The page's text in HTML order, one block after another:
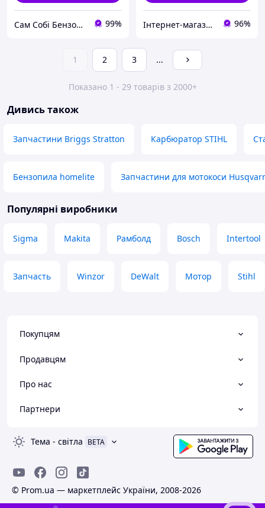
Сам Собі БензоМайстер ⚙️ 99% Інтернет-магазин "Сам Собі Сервіс" 96%
1 2 3 ...
Показано 1 - 29 товарів з 2000+
Дивись також
Запчастини Briggs Stratton Карбюратор STIHL
Бензопила homelite Запчастини для мотокоси
Популярні виробники
Sigma Makita Рамболд Bosch Intertool
Запчасть Winzor DeWalt Мотор Stihl
Покупцям
Продавцям
Про нас
Партнери
Тема - світла BETA
© Prom.ua — маркетплейс України, 2008-2026